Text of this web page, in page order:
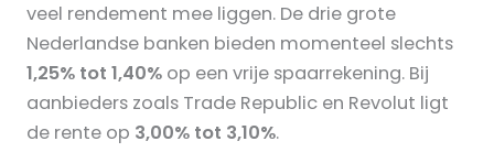
veel rendement mee liggen. De drie grote
Nederlandse banken bieden momenteel slechts
1,25% tot 1,40% op een vrije spaarrekening. Bij
aanbieders zoals Trade Republic en Revolut ligt
de rente op 3,00% tot 3,10%.